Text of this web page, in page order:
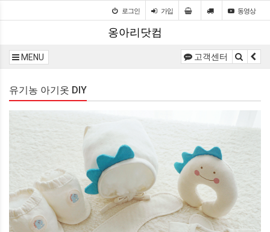
로그인 가입 동영상
옹아리닷컴
MENU 고객센터
유기농 아기옷 DIY